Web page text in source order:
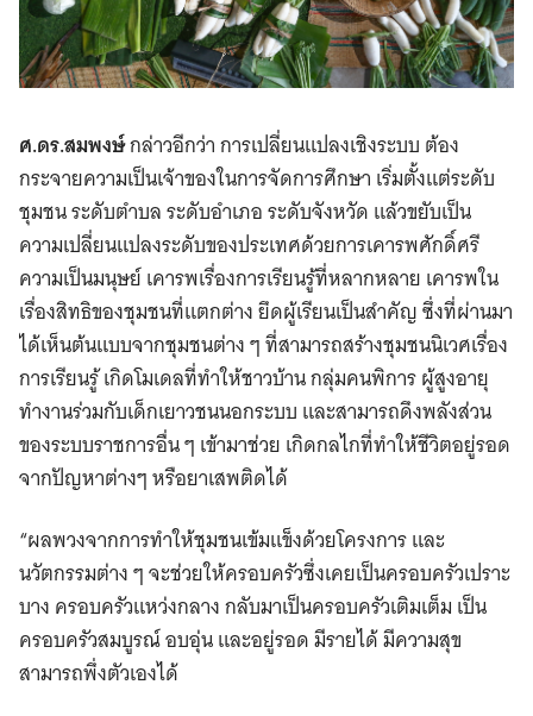
ศ.ดร.สมพงษ์กล่าวอีกว่า การเปลี่ยนแปลงเชิงระบบ ต้อง
กระจายความเป็นเจ้าของในการจัดการศึกษา เริ่มตั้งแต่ระดับ
ชุมชน ระดับตำบล ระดับอำเภอ ระดับจังหวัด แล้วขยับเป็น
ความเปลี่ยนแปลงระดับของประเทศด้วยการเคารพศักดิ์ศรี
ความเป็นมนุษย์ เคารพเรื่องการเรียนรู้ที่หลากหลาย เคารพใน
เรื่องสิทธิของชุมชนที่แตกต่าง ยึดผู้เรียนเป็นสำคัญ ซึ่งที่ผ่านมา
ได้เห็นต้นแบบจากชุมชนต่าง ๆ ที่สามารถสร้างชุมชนนิเวศเรื่อง
การเรียนรู้ เกิดโมเดลที่ทำให้ชาวบ้าน กลุ่มคนพิการ ผู้สูงอายุ
ทำงานร่วมกับเด็กเยาวชนนอกระบบ และสามารถดึงพลังส่วน
ของระบบราชการอื่น ๆ เข้ามาช่วย เกิดกลไกที่ทำให้ชีวิตอยู่รอด
จากปัญหาต่างๆ หรือยาเสพติดได้
“ผลพวงจากการทำให้ชุมชนเข้มแข็งด้วยโครงการ และ
นวัตกรรมต่าง ๆ จะช่วยให้ครอบครัวซึ่งเคยเป็นครอบครัวเปราะ
บาง ครอบครัวแหว่งกลาง กลับมาเป็นครอบครัวเติมเต็ม เป็น
ครอบครัวสมบูรณ์ อบอุ่น และอยู่รอด มีรายได้ มีความสุข
สามารถพึ่งตัวเองได้